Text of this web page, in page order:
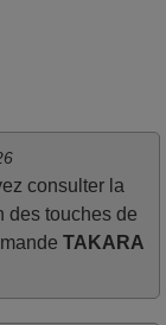
consulter la
des touches de
TAKARA